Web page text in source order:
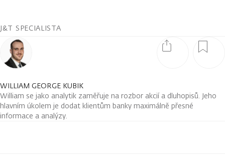
J&T SPECIALISTA
WILLIAM GEORGE KUBIK
William se jako analytik zaměřuje na rozbor akcií a dluhopisů. Jeho
hlavním úkolem je dodat klientům banky maximálně přesné
informace a analýzy.